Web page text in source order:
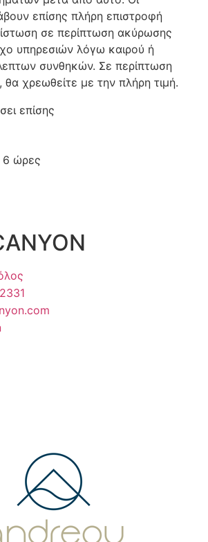
επίσης πλήρη επιστροφή
σε περίπτωση ακύρωσης
υπηρεσιών λόγω καιρού ή
συνθηκών. Σε περίπτωση
θα χρεωθείτε με την πλήρη τιμή.
επίσης
6 ώρες